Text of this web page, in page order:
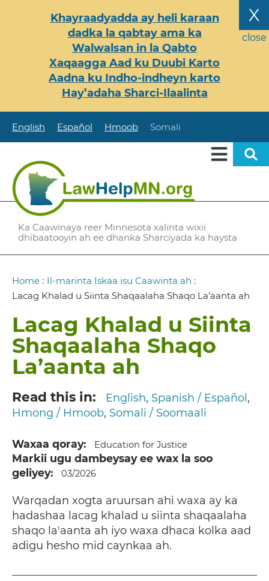
X
close
Khayraadyadda ay heli karaan
dadka la qabtay ama ka
Walwalsan in la Qabto
Xaqaagga Aad ku Duubi Karto
Aadna ku Indho-indheyn karto
Hay’adaha Sharci-Ilaalinta
English Español Hmoob Somali
Ka Caawinaya reer Minnesota xalinta wixii
dhibaatooyin ah ee dhanka Sharciyada ka haysta
Breadcrumb
Home : Il-marinta Iskaa isu Caawinta ah :
Lacag Khalad u Siinta Shaqaalaha Shaqo La’aanta ah
Lacag Khalad u Siinta
Shaqaalaha Shaqo
La’aanta ah
Read this in English Spanish / Español
Hmong / Hmoob Somali / Soomaali
Waxaa qoray Education for Justice
Markii ugu dambeysay ee wax la soo
geliyey
03/2026
Warqadan xogta aruursan ahi waxa ay ka
hadashaa lacag khalad u siinta shaqaalaha
shaqo la'aanta ah iyo waxa dhaca kolka aad
adigu hesho mid caynkaa ah.